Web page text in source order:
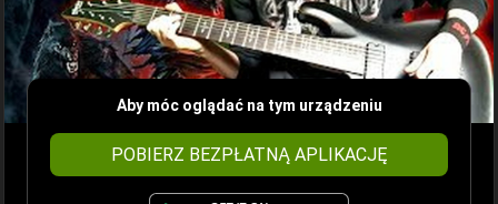
Aby móc oglądać na tym urządzeniu
POBIERZ BEZPŁATNĄ APLIKACJĘ